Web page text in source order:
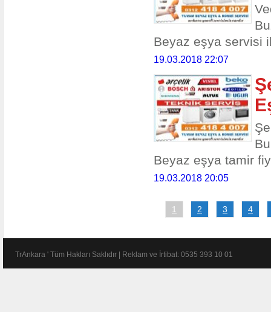
Beyaz eşya servisi
19.03.2018 22:07
Beyaz eşya tamir
19.03.2018 20:05
1 2 3 4
TrAnkara ' Tüm Hakları Saklıdır | Reklam ve İrtibat: 0535 393 10 01